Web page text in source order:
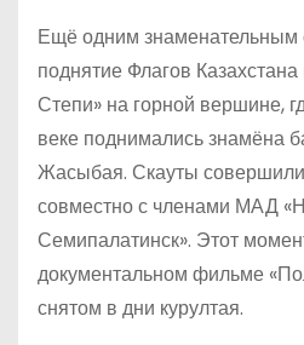
Ещё одним знаменательным
поднятие Флагов
Степи» на горной вершине,
веке поднимались знамёна
Жасыбая. Скауты
совместно с членами МАД
Семипалатинск». Этот
документальном фильме
снятом в дни курултая.